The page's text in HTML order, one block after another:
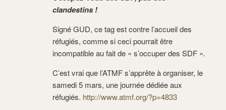
clandestins !
Signé GUD, ce tag est contre l’accueil des
réfugiés, comme si ceci pourrait être
incompatible au fait de « s’occuper des SDF ».
C’est vrai que l’ATMF s’apprête à organiser, le
samedi 5 mars, une journée dédiée aux
réfugiés. http://www.atmf.org/?p=4833